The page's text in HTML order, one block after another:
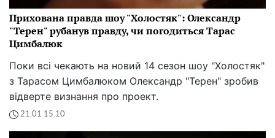
Прихована правда шоу "Холостяк": Олександр
"Терен" рубанув правду, чи погодиться Тарас
Цимбалюк
Поки всі чекають на новий 14 сезон шоу "Холостяк"
з Тарасом Цимбалюком Олександр "Терен" зробив
відверте визнання про проект.
21:01 15.10